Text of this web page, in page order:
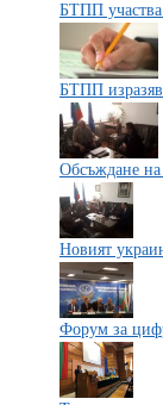
БТПП участва
БТПП
Обсъждане на
Новият
Форум за